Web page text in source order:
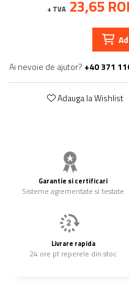
+ TVA 23,65
Ai nevoie de ajutor? +40 371
Adauga la Wishlist
Garantie si certificari
Sisteme agrementate si testate
Livrare rapida
24 ore pt reperele din stoc